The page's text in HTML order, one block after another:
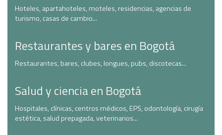
Hoteles, apartahoteles, moteles, residencias, agencias de
turismo, casas de cambio...
Restaurantes y bares en Bogotá
Restaurantes, bares, clubes, longues, pubs, discotecas...
Salud y ciencia en Bogotá
Hospitales, clínicas, centros médicos, EPS, odontología, cirugía
estética, salud prepagada, veterinarios...